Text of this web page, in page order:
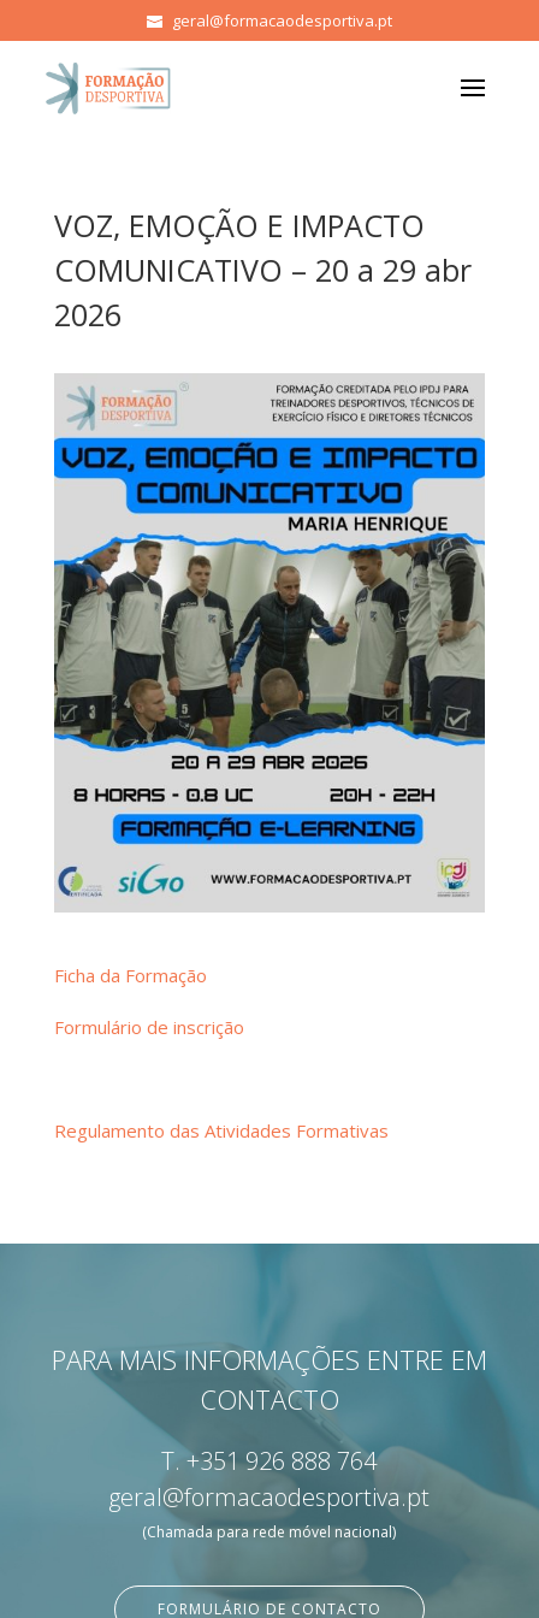
geral@formacaodesportiva.pt
VOZ, EMOÇÃO E IMPACTO
COMUNICATIVO – 20 a 29 abr
2026
Ficha da Formação
Formulário de inscrição
Regulamento das Atividades Formativas
PARA MAIS INFORMAÇÕES ENTRE EM
CONTACTO
T.+351 926 888 764
geral@formacaodesportiva.pt
(Chamada para rede móvel nacional)
FORMULÁRIO DE CONTACTO